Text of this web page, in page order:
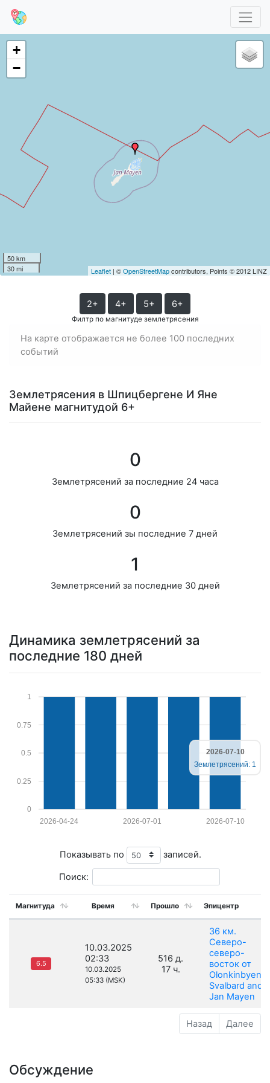
+
−
50 km
30 mi
Leaflet | ©OpenStreetMapcontributors, Points © 2012 LINZ
2+ 4+ 5+ 6+
Филтр по магнитуде землетрясения
На карте отображается не более 100 последних
событий
Землетрясения в Шпицбергене И Яне
Майене магнитудой 6+
0
Землетрясений за последние 24 часа
0
Землетрясений зы последние 7 дней
1
Землетрясений за последние 30 дней
Динамика землетрясений за
последние 180 дней
0
0.25
0.5
0.75
1
2026-07-10
2026-07-01
2026-04-24
2026-07-10
Землетрясений: 1
Показывать по записей.
Поиск:
Магнитуда Время Прошло Эпицентр
6.5
10.03.2025
02:33
10.03.2025
05:33 (MSK)
516 д.
17 ч.
36 км.
Северо-
северо-
восток от
Olonkinbyen,
Svalbard and
Jan Mayen
Назад Далее
Обсуждение